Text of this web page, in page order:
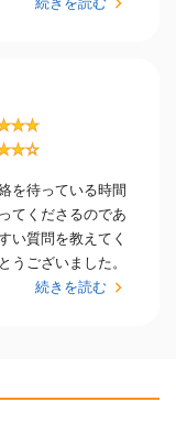
★★
★☆
を待っている時間
てくださるのであ
い質問を教えてく
うございました。
続きを読む